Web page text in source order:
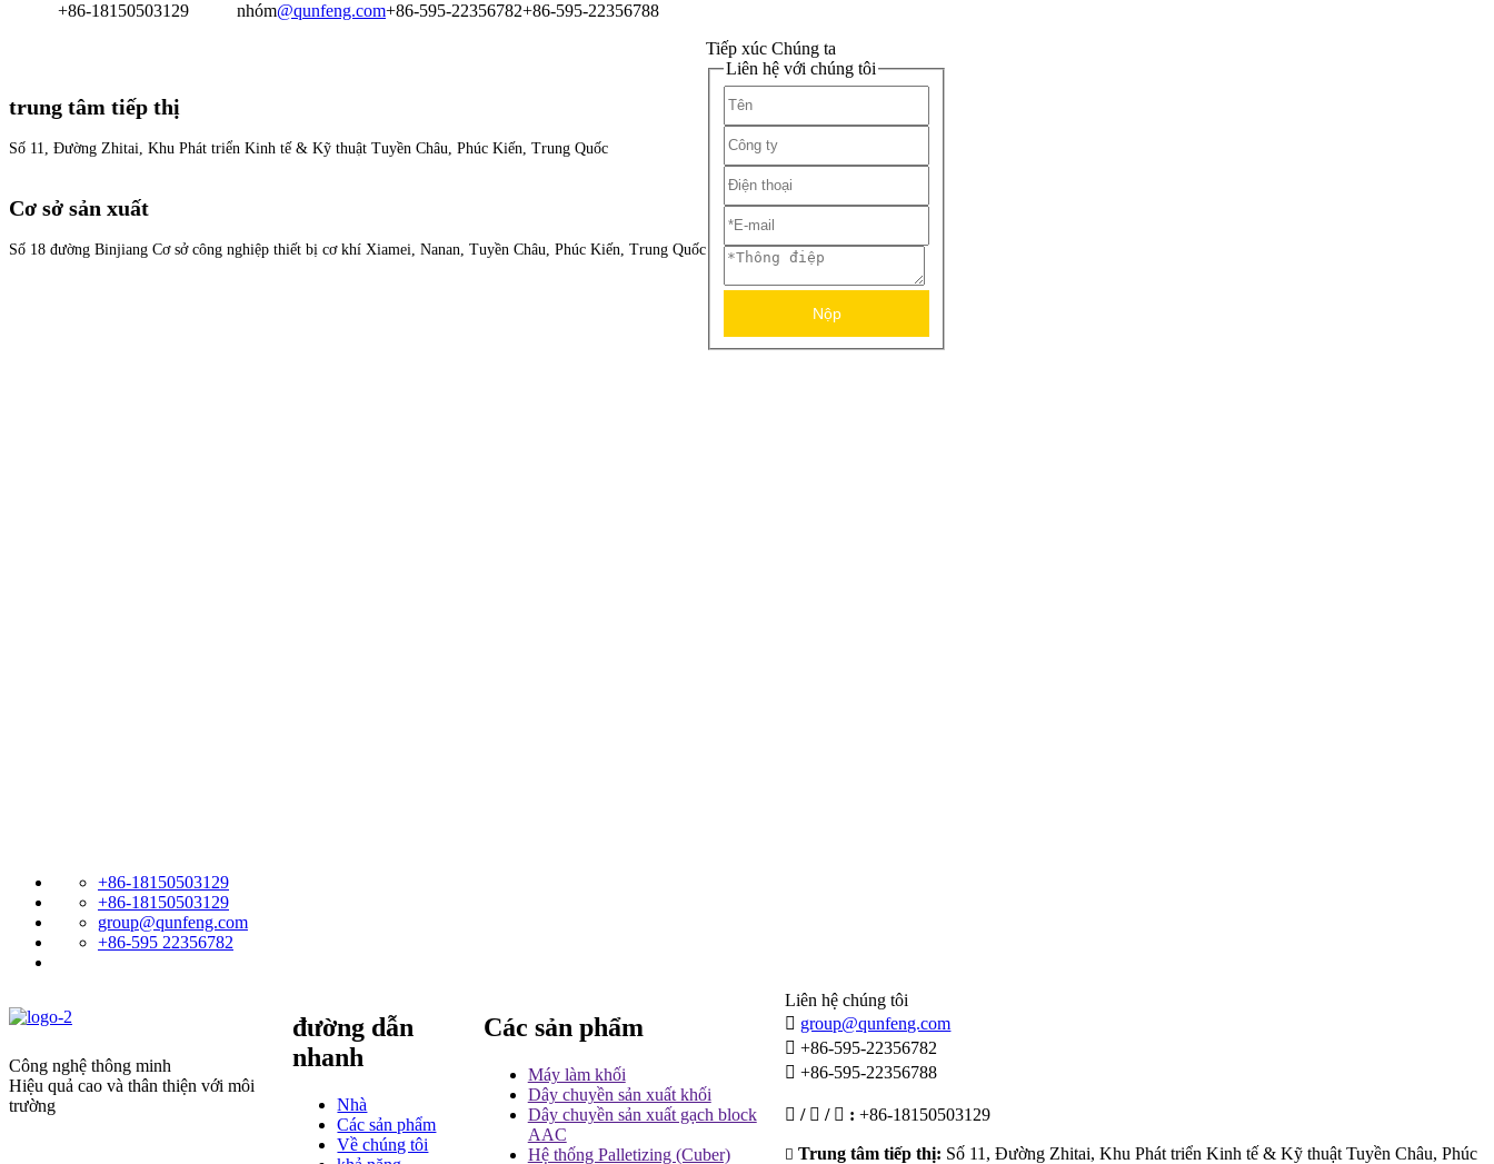
+86-18150503129 nhóm@qunfeng.com+86-595-22356782+86-595-22356788
trung tâm tiếp thị
Số 11, Đường Zhitai, Khu Phát triển Kinh tế & Kỹ thuật Tuyền Châu, Phúc Kiến, Trung Quốc
Cơ sở sản xuất
Số 18 đường Binjiang Cơ sở công nghiệp thiết bị cơ khí Xiamei, Nanan, Tuyền Châu, Phúc Kiến, Trung Quốc
Tiếp xúc Chúng ta
Liên hệ với chúng tôi
Nộp
+86-18150503129
+86-18150503129
group@qunfeng.com
+86-595 22356782
Công nghệ thông minh
Hiệu quả cao và thân thiện với môi
trường
đường dẫn
nhanh
Nhà
Các sản phẩm
Về chúng tôi
Các sản phẩm
Máy làm khối
Dây chuyền sản xuất khối
Dây chuyền sản xuất gạch block
AAC
Hệ thống Palletizing (Cuber)
Liên hệ chúng tôi
 group@qunfeng.com
+86-595-22356782
 +86-595-22356788
 /  /  : +86-18150503129
 Trung tâm tiếp thị: Số 11, Đường Zhitai, Khu Phát triển Kinh tế & Kỹ thuật Tuyền Châu, Phúc